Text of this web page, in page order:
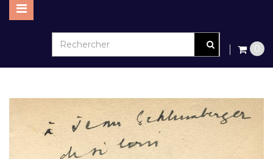
Basculer
la
navigation
0